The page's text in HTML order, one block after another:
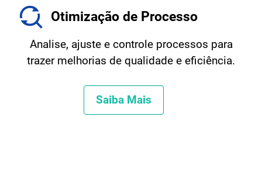
Otimização de Processo
Analise, ajuste e controle processos para
trazer melhorias de qualidade e eficiência.
Saiba Mais